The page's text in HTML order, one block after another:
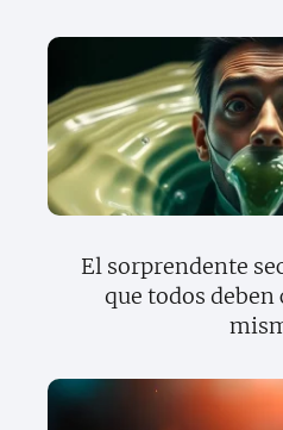
El sorprendente
que todos